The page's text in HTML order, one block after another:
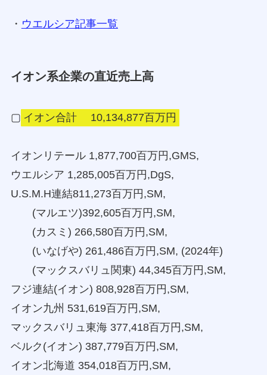
・ ウエルシア記事一覧
イオン系企業の直近売上高
▢ イオン合計 10,134,877百万円
イオンリテール 1,877,700百万円,GMS,
ウエルシア 1,285,005百万円,DgS,
U.S.M.H連結811,273百万円,SM,
(マルエツ)392,605百万円,SM,
(カスミ) 266,580百万円,SM,
(いなげや) 261,486百万円,SM, (2024年)
(マックスバリュ関東) 44,345百万円,SM,
フジ連結(イオン) 808,928百万円,SM,
イオン九州 531,619百万円,SM,
マックスバリュ東海 377,418百万円,SM,
ベルク(イオン) 387,779百万円,SM,
イオン北海道 354,018百万円,SM,